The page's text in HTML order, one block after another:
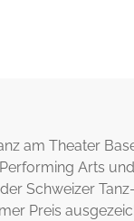
am Theater
Arts
Schweizer
Preis